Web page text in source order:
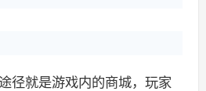
径就是游戏内的商城，玩家